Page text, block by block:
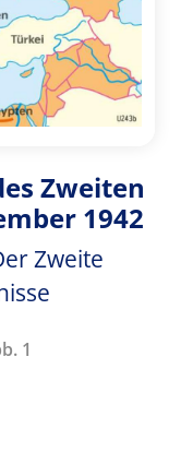
Zweiten
1942
Zweite
1